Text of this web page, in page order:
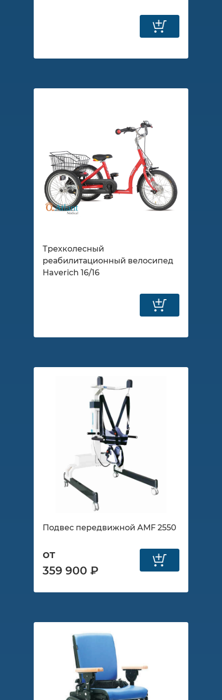
Трехколесный
реабилитационный велосипед
Haverich 16/16
Подвес передвижной AMF 2550
от
359 900 ₽